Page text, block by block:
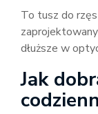
To tusz do rzęs
dłuższe w
Jak